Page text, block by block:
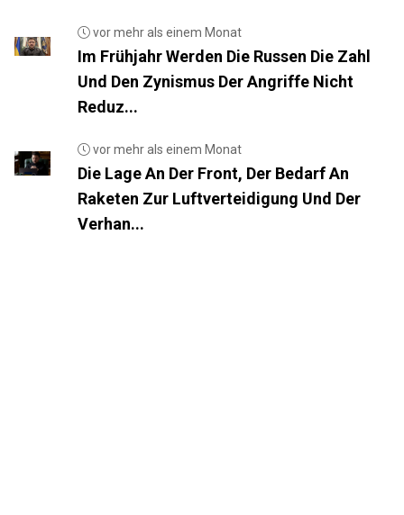
vor mehr als einem Monat
Im Frühjahr Werden Die Russen Die Zahl
Und Den Zynismus Der Angriffe Nicht
Reduz...
vor mehr als einem Monat
Die Lage An Der Front, Der Bedarf An
Raketen Zur Luftverteidigung Und Der
Verhan...